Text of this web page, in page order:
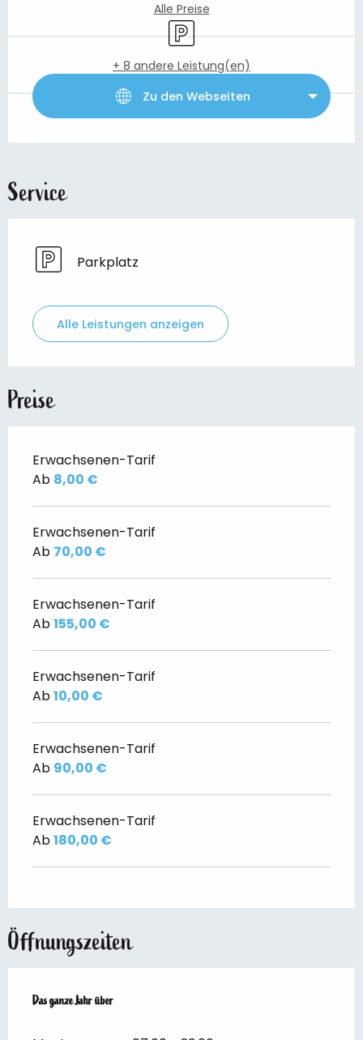
Alle Preise
Parkplatz
+ 8 andere Leistung(en)
Zu den Webseiten
Service
Parkplatz
Alle Leistungen anzeigen
Preise
Erwachsenen-Tarif
Ab 8,00 €
Erwachsenen-Tarif
Ab 70,00 €
Erwachsenen-Tarif
Ab155,00 €
Erwachsenen-Tarif
Ab10,00 €
Erwachsenen-Tarif
Ab 90,00 €
Erwachsenen-Tarif
Ab180,00 €
Öffnungszeiten
Das ganze Jahr über
Das ganze Jahr über